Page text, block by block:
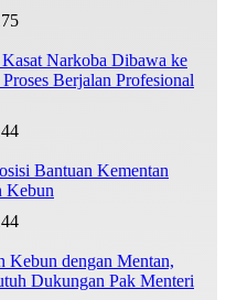
Narkoba Dibawa ke
Berjalan Profesional
Bantuan Kementan
Kebun
Kebun dengan Mentan,
Dukungan Pak Menteri